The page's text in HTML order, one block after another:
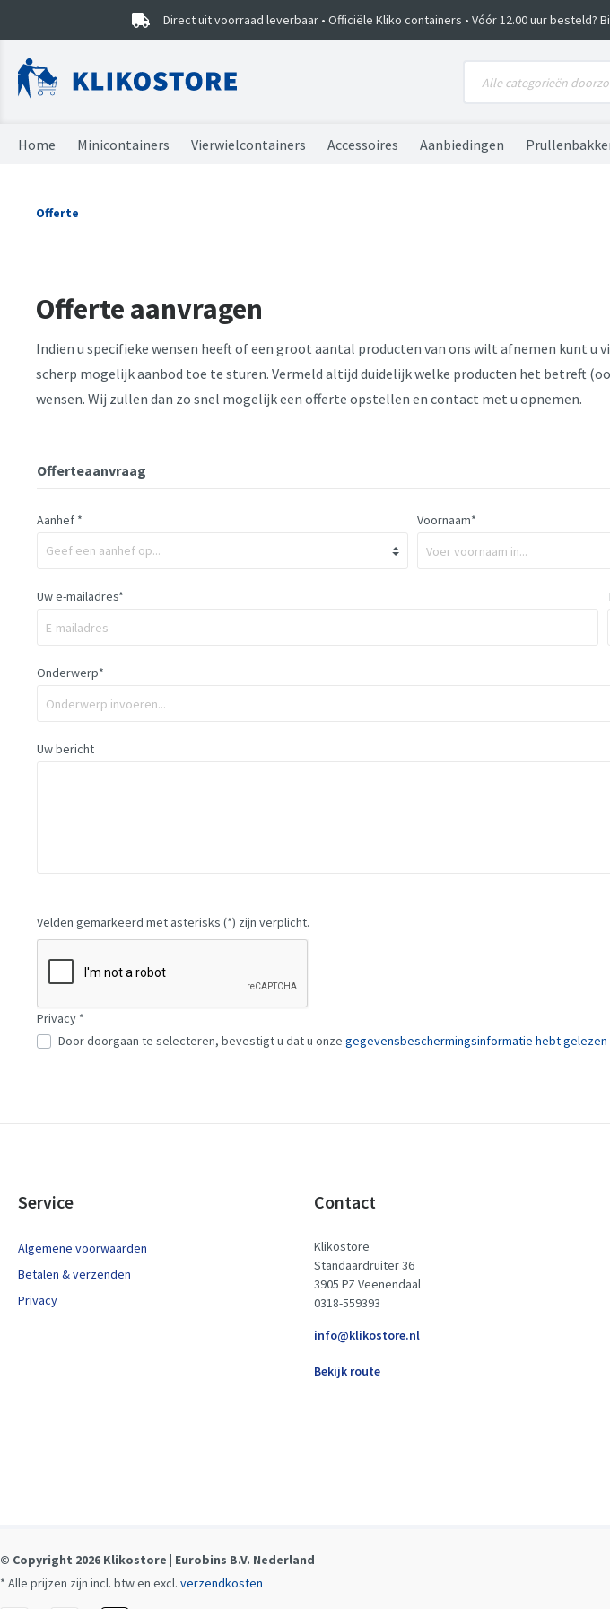
Direct uit voorraad leverbaar • Officiële Kliko containers • Vóór 12.00 uur besteld?
Home Minicontainers Vierwielcontainers Accessoires Aanbiedingen
Offerte
Offerte aanvragen
Indien u specifieke wensen heeft of een groot aantal producten van ons wilt afnemen kunt u
scherp mogelijk aanbod toe te sturen. Vermeld altijd duidelijk welke producten het betreft
wensen. Wij zullen dan zo snel mogelijk een offerte opstellen en contact met u opnemen.
Offerteaanvraag
Aanhef * Voornaam*
Uw e-mailadres*
Onderwerp*
Uw bericht
Velden gemarkeerd met asterisks (*) zijn verplicht.
Privacy *
Door doorgaan te selecteren, bevestigt u dat u onze gegevensbeschermingsinformatie hebt
Service
Algemene voorwaarden
Betalen & verzenden
Privacy
Contact
Klikostore
Standaardruiter 36
3905 PZ Veenendaal
0318-559393
info@klikostore.nl
Bekijk route
© Copyright 2026 Klikostore | Eurobins B.V. Nederland
* Alle prijzen zijn incl. btw en excl. verzendkosten